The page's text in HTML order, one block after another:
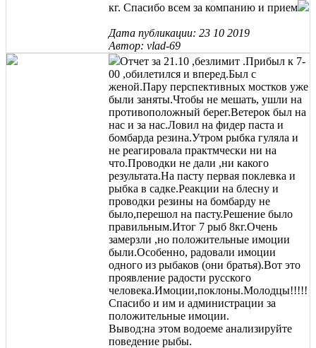
кг. Спасибо всем за компанию и прием
Дата публикации: 23 10 2019
Автор: vlad-69
Отчет за 21.10 ,безлимит .Прибыл к 7-
00 ,обилетился и вперед.Был с
женой.Пару перспективных мостков уже
были заняты.Чтобы не мешать, ушли на
противоположный берег.Ветерок был на
нас и за нас.Ловил на фидер паста и
бомбарда резина.Утром рыбка гуляла и
не реагировала практмчески ни на
что.Проводки не дали ,ни какого
результата.На пасту первая поклевка и
рыбка в садке.Реакции на блесну и
проводки резины на бомбарду не
было,перешол на пасту.Решение было
правильным.Итог 7 рыб 8кг.Очень
замерзли ,но положительные имоции
были.Особенно, радовали имоции
одного из рыбаков (они братья).Вот это
проявление радости русского
человека.Имоции,поклоны.Молодцы!!!!!
Спасибо и им и администрации за
положительные имоции.
Вывод:на этом водоеме анализируйте
поведение рыбы.